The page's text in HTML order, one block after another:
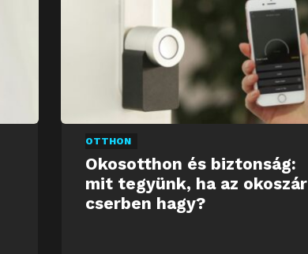
OTTHON
Okosotthon és biztonság:
mit tegyünk, ha az okoszár
cserben hagy?